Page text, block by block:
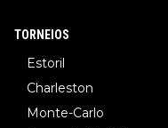
TORNEIOS
Estoril
Charleston
Monte-Carlo